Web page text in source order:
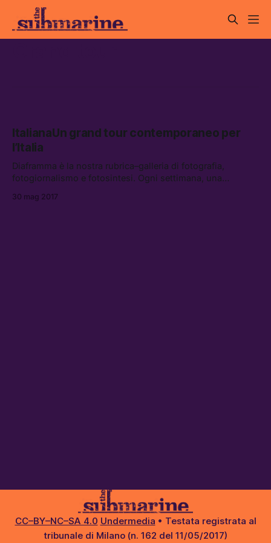
ItalianaUn grand tour contemporaneo per
l’Italia
Diaframma è la nostra rubrica–galleria di fotografia,
fotogiornalismo e fotosintesi. Ogni settimana, una
caso molti di più), e tutti i giorni una […]
30 mag 2017
CC–BY–NC–SA 4.0 Undermedia • Testata registrata al
tribunale di Milano (n. 162 del 11/05/2017)